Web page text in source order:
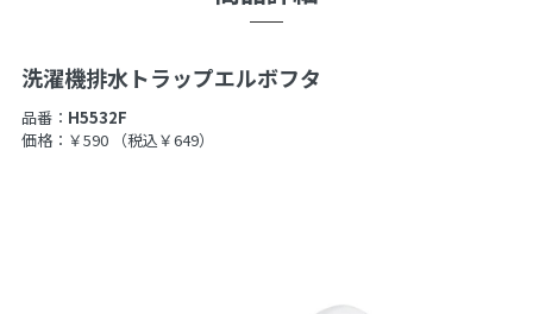
洗濯機排水トラップエルボフタ
品番： H5532F
価格：￥590
（税込￥649）